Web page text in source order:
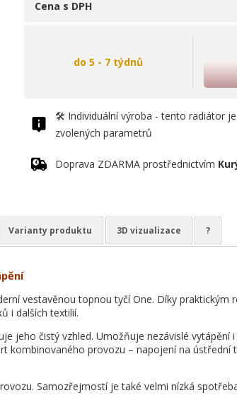
Cena s DPH
do 5 - 7 týdnů
🛠️ Individuální výroba - tento radiátor
zvolených parametrů
Doprava ZDARMA prostřednictvím
Varianty produktu 3D vizualizace ?
vestavěnou topnou tyčí One. Díky praktickým
i dalších textilií.
jeho čistý vzhled. Umožňuje nezávislé vytápění
kombinovaného provozu – napojení na ústřední
Samozřejmostí je také velmi nízká